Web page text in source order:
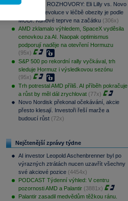
PODCAST ROZHOVORY: Eli Lilly vs. Novo
Nordisk. Revoluce v léčbě obezity je podle
MUDr. Kunové teprve na začátku (306x)
AMD zklamalo výhledem, SpaceX vyděsila
cenovkou za AI. Naopak optimismus
podporují naděje na otevření Hormuzu
(95x)
S&P 500 po rekordní rally vyčkával, trh
sleduje Hormuz i výsledkovou sezónu
(95x)
Trh potrestal AMD příliš. AI příběh pokračuje
a růst by měl dál zrychlovat (77x)
Novo Nordisk překonal očekávání, akcie
přesto klesají. Investoři řeší marže a
budoucí růst (72x)
Nejčtenější zprávy týdne
AI investor Leopold Aschenbrenner byl po
výrazných ztrátách nucen uzavřít všechny
své akciové pozice (4454x)
PODCAST Týdenní výhled: V centru
pozornosti AMD a Palantir (3881x)
Palantir zasadil medvědům těžkou ránu.